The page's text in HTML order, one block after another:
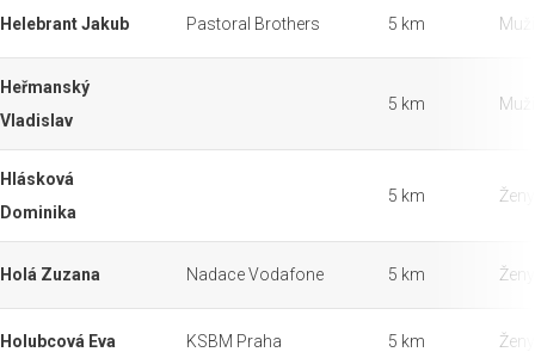
Helebrant Jakub Pastoral Brothers 5 km Muži
Heřmanský
Vladislav
5 km Muži
Hlásková
Dominika
5 km Ženy
Holá Zuzana Nadace Vodafone 5 km Ženy
Holubcová Eva KSBM Praha 5 km Ženy